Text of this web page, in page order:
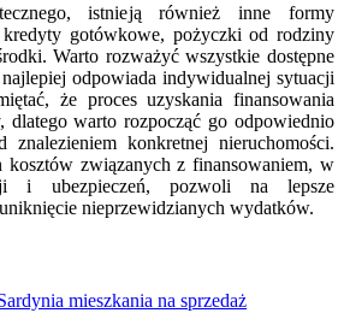
istnieją również inne formy
gotówkowe, pożyczki od rodziny
Warto rozważyć wszystkie dostępne
odpowiada indywidualnej sytuacji
że proces uzyskania finansowania
dlatego warto rozpocząć go odpowiednio
znalezieniem konkretnej nieruchomości.
kosztów związanych z finansowaniem, w
i ubezpieczeń, pozwoli na lepsze
nieprzewidzianych wydatków.
mieszkania na sprzedaż